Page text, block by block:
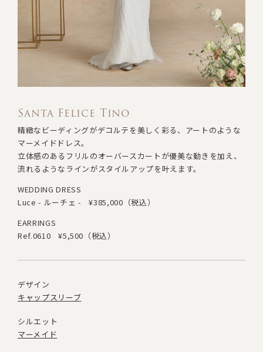
Santa Felice Tino
精緻なビーディングがデコルテを美しく彩る、アートのような
マーメイドドレス。
立体感のあるフリルのオーバースカートが優美な動きを加え、
流れるようなラインがスタイルアップを叶えます。
WEDDING DRESS
Luce - ルーチェ -
¥385,000（税込）
EARRINGS
Ref.0610
¥5,500（税込）
デザイン
キャップスリーブ
シルエット
マーメイド